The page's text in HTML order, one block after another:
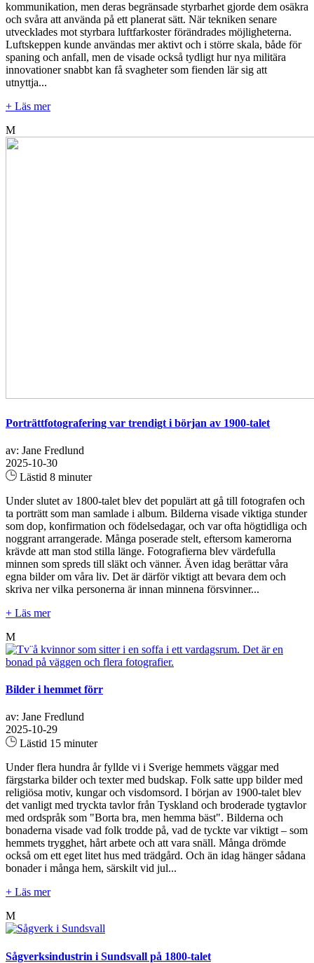
kommunikation, men deras begränsade styrbarhet gjorde dem osäkra
och svåra att använda på ett planerat sätt. När tekniken senare
utvecklades mot styrbara luftfarkoster förändrades möjligheterna.
Luftskeppen kunde användas mer aktivt och i större skala, både för
spaning och anfall, men de visade också tydligt hur nya militära
innovationer snabbt kan få svagheter som fienden lär sig att
utnyttja...
+ Läs mer
M
Porträttfotografering var trendigt i början av 1900-talet
av: Jane Fredlund
2025-10-30
Lästid 8 minuter
Under slutet av 1800-talet blev det populärt att gå till fotografen och
ta porträtt som man samlade i album. Bilderna visade viktiga stunder
som dop, konfirmation och födelsedagar, och var ofta högtidliga och
noggrant arrangerade. Många poserade stelt, eftersom kamerorna
krävde att man stod stilla länge. Fotografierna blev värdefulla
minnen som spreds till släkt och vänner. Även idag berättar våra
egna bilder om våra liv. Det är därför viktigt att bevara dem och
skriva ner vilka personerna är innan minnena försvinner...
+ Läs mer
M
Bilder i hemmet förr
av: Jane Fredlund
2025-10-29
Lästid 15 minuter
Under flera hundra år fyllde vi i Sverige hemmets väggar med
färgstarka bilder och texter med budskap. Folk satte upp bilder med
religiösa motiv, kungar och visdomsord. I början av 1900-talet blev
det vanligt med tryckta tavlor från Tyskland och broderade tygtavlor
med ordspråk som "Borta bra, men hemma bäst". Bilderna och
bonaderna visade vad folk trodde på, vad de tyckte var viktigt – som
hemmets trygghet, hårt arbete och att vara snäll. Många drömde
också om ett eget litet hus med trädgård. Och än idag hänger sådana
bonader i många hem, särskilt vid jul...
+ Läs mer
M
Sågverksindustrin i Sundsvall på 1800-talet